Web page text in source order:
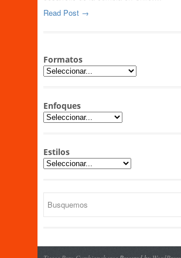
Read Post →
Formatos
Enfoques
Estilos